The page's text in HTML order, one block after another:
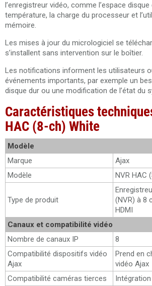
l’enregistreur vidéo, comme l’espace
température, la charge du processeur et
mémoire.
Les mises à jour du micrologiciel se
s’installent sans intervention sur le boîtier.
Les notifications informent les utilisateurs
événements importants, par exemple un
disque dur ou une modification de l’état du
Caractéristiques
HAC (8-ch) White
Modèle
Marque
Ajax
Modèle
NVR HAC
Type de produit
(NVR) à 8
HDMI
Canaux et compatibilité vidéo
Nombre de canaux IP
8
Compatibilité dispositifs vidéo
Ajax
Prend en
vidéo Ajax
Compatibilité caméras tierces
Intégration